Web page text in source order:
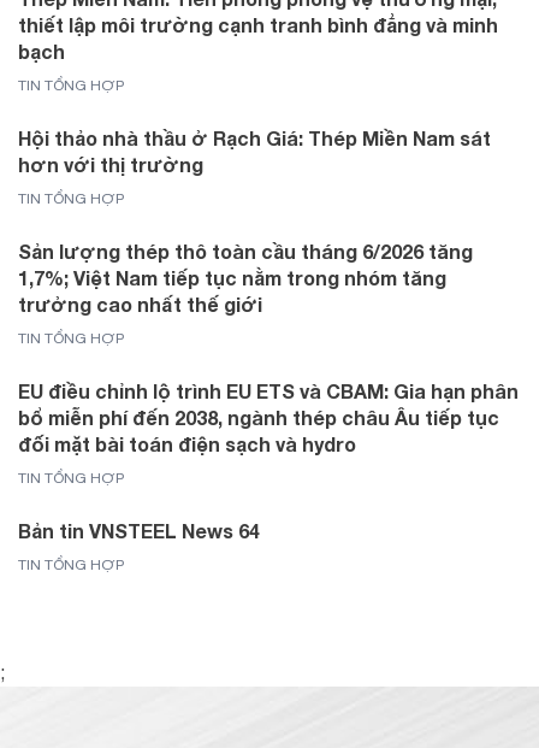
thiết lập môi trường cạnh tranh bình đẳng và minh
bạch
TIN TỔNG HỢP
Hội thảo nhà thầu ở Rạch Giá: Thép Miền Nam sát
hơn với thị trường
TIN TỔNG HỢP
Sản lượng thép thô toàn cầu tháng 6/2026 tăng
1,7%; Việt Nam tiếp tục nằm trong nhóm tăng
trưởng cao nhất thế giới
TIN TỔNG HỢP
EU điều chỉnh lộ trình EU ETS và CBAM: Gia hạn phân
bổ miễn phí đến 2038, ngành thép châu Âu tiếp tục
đối mặt bài toán điện sạch và hydro
TIN TỔNG HỢP
Bản tin VNSTEEL News 64
TIN TỔNG HỢP
;